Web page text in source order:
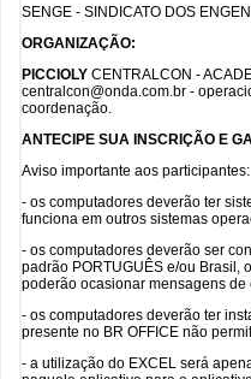
SENGE - SINDICATO DOS
ORGANIZAÇÃO:
PICCIOLY CENTRALCON -
centralcon@onda.com.br -
coordenação.
ANTECIPE SUA INSCRIÇÃO E
Aviso importante aos participantes:
- os computadores deverão ter
funciona em outros sistemas
- os computadores deverão ser
padrão PORTUGUÊS e/ou Brasil,
poderão ocasionar mensagens
- os computadores deverão ter
presente no BR OFFICE não
- a utilização do EXCEL será